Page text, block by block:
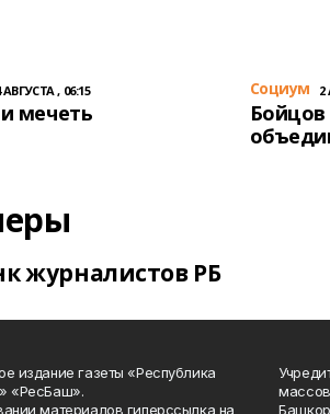
АВГУСТА , 06:15
мечеть
Cоциум 2
Бойцов
журналистов РБ
издание газеты «Республика
«РесБаш».
материалов гиперссылка на